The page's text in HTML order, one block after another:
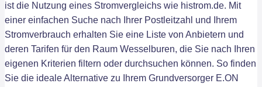
ist die Nutzung eines Stromvergleichs wie histrom.de. Mit
einer einfachen Suche nach Ihrer Postleitzahl und Ihrem
Stromverbrauch erhalten Sie eine Liste von Anbietern und
deren Tarifen für den Raum Wesselburen, die Sie nach Ihren
eigenen Kriterien filtern oder durchsuchen können. So finden
Sie die ideale Alternative zu Ihrem Grundversorger E.ON